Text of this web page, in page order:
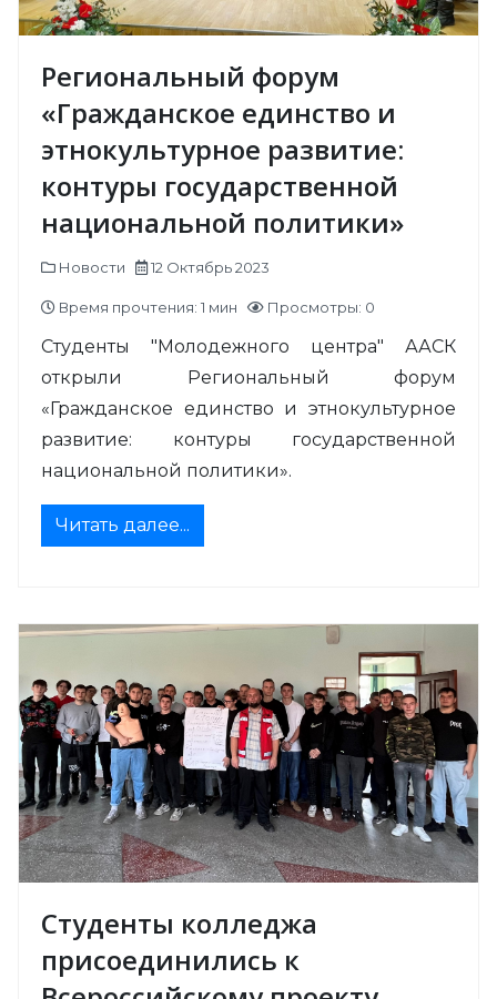
Региональный форум
«Гражданское единство и
этнокультурное развитие:
контуры государственной
национальной политики»
Новости 12 Октябрь 2023
Время прочтения: 1 мин Просмотры: 0
Студенты "Молодежного центра" ААСК
открыли Региональный форум
«Гражданское единство и этнокультурное
развитие: контуры государственной
национальной политики».
Читать далее...
Студенты колледжа
присоединились к